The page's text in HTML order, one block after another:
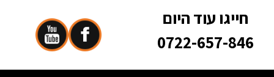
חייגו עוד היום
0722-657-846